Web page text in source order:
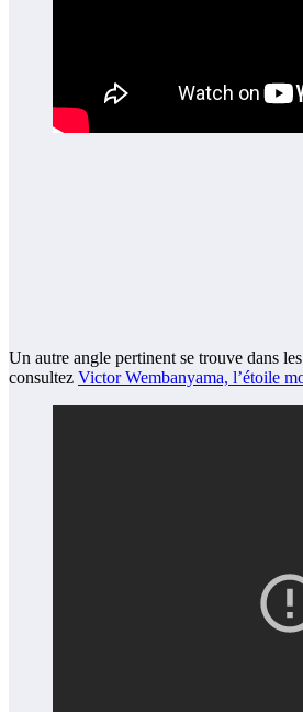
Un autre angle pertinent se trouve dans
consultez Victor Wembanyama, l’étoile